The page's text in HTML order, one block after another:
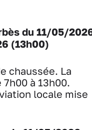
du 11/05/
(13h00)
chaussée. La
à 13h00.
locale mise